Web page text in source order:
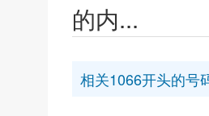
的内...
相关1066开头的号